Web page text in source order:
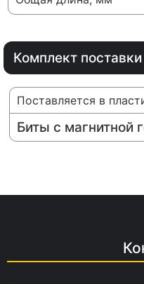
Комплект поставки
Поставляется в
Биты с магнитной